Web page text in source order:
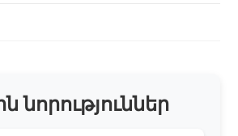
նորություններ